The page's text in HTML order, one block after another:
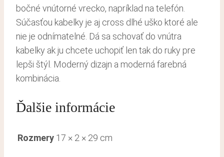
bočné vnútorné vrecko, napríklad na telefón.
Súčasťou kabelky je aj cross dlhé uško ktoré ale
nie je odnímatelné. Dá sa schovať do vnútra
kabelky ak ju chcete uchopiť len tak do ruky pre
lepši štýl. Moderný dizajn a moderná farebná
kombinácia.
Ďalšie informácie
Rozmery 17 × 2 × 29 cm